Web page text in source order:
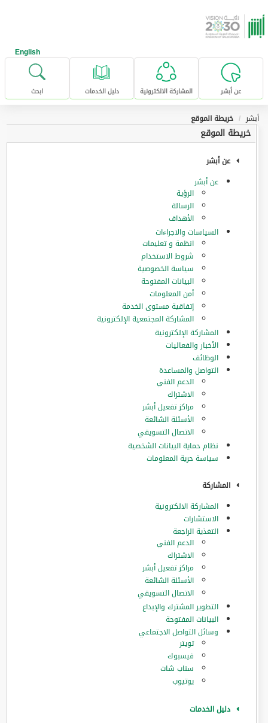
تخطى للإنتقال إلى المحتوى الرئيسي
English
عن أبشر المشاركة الالكترونية دليل الخدمات ابحث
أبشر خريطة الموقع
خريطة الموقع
عن أبشر
عن أبشر
الرؤية
الرسالة
الأهداف
السياسات والاجراءات
انظمة و تعليمات
شروط الاستخدام
سياسة الخصوصية
البيانات المفتوحة
أمن المعلومات
إتفاقية مستوى الخدمة
المشاركة المجتمعية الإلكترونية
المشاركة الإلكترونية
الأخبار والفعاليات
الوظائف
التواصل والمساعدة
الدعم الفني
الاشتراك
مراكز تفعيل أبشر
الأسئلة الشائعة
الاتصال التسويقي
نظام حماية البيانات الشخصية
سياسة حرية المعلومات
المشاركة
المشاركة الالكترونية
الاستشارات
التغذية الراجعة
الدعم الفني
الاشتراك
مراكز تفعيل أبشر
الأسئلة الشائعة
الاتصال التسويقي
التطوير المشترك والإبداع
البيانات المفتوحة
وسائل التواصل الاجتماعي
تويتر
فيسبوك
سناب شات
يوتيوب
دليل الخدمات